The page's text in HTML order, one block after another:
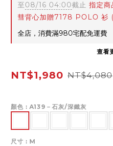
至08/16 04:00截止 指定商
彗背心加贈7178 POLO 衫
全店，消費滿980宅配免運費
查看
NT$1,980 NT$4,080
顏色 : A139－石灰/深鐵灰
尺寸 : M